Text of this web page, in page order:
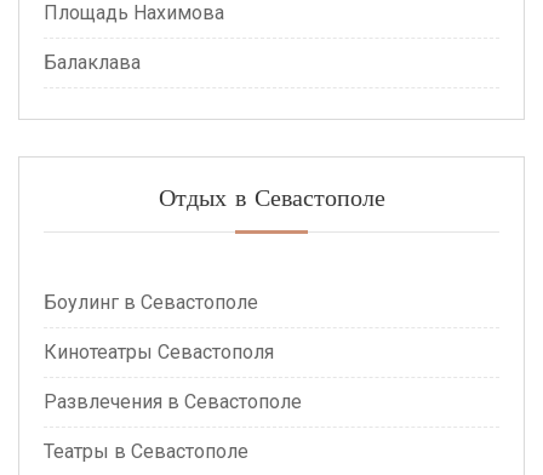
Площадь Нахимова
Балаклава
Отдых в Севастополе
Боулинг в Севастополе
Кинотеатры Севастополя
Развлечения в Севастополе
Театры в Севастополе